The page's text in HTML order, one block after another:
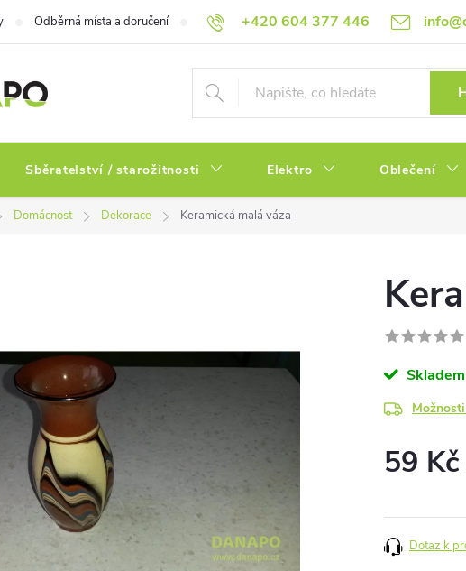
+420 604 377 446
Odběrná místa a doručení Hodnocení obchodu Obchodní podmínky
Sběratelství / starožitnosti Elektro Oblečení
Domácnost Dekorace Keramická malá váza
Skladem
59 Kč
Dotaz k